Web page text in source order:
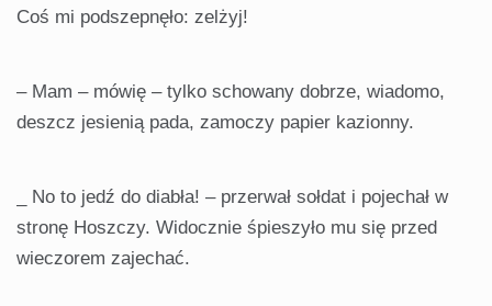
Coś mi podszepnęło: zelżyj!
– Mam – mówię – tylko schowany dobrze, wiadomo,
deszcz jesienią pada, zamoczy papier kazionny.
_ No to jedź do diabła! – przerwał sołdat i pojechał w
stronę Hoszczy. Widocznie śpieszyło mu się przed
wieczorem zajechać.